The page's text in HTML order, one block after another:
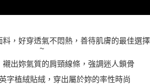
料，好穿透氣不悶熱，善待肌膚的最佳選擇
~
襯出妳氣質的肩頸線條，強調迷人鎖骨
字植絨貼絨，穿出屬於妳的率性時尚